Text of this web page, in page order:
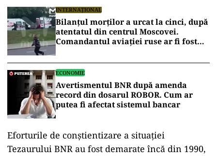
INTERNAȚIONAL
Bilanțul morților a urcat la cinci, după
atentatul din centrul Moscovei.
Comandantul aviației ruse ar fi fost
ECONOMIE
Avertismentul BNR după amenda
record din dosarul ROBOR. Cum ar
putea fi afectat sistemul bancar
Eforturile de conștientizare a situației
Tezaurului BNR au fost demarate încă din 1990,